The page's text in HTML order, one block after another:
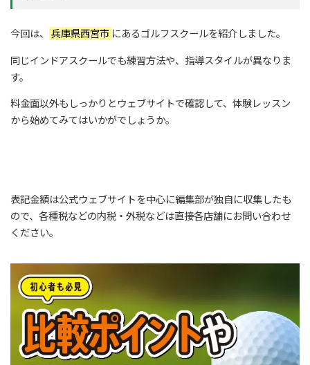
今回は、 兵庫県西宮市 にあるゴルフスクールを紹介しました。
同じインドアスクールでも練習方法や、指導スタイルが異なりま
す。
料金面以外もしっかりとウェブサイトで確認して、体験レッスン
から始めてみてはいかがでしょうか。
表記金額は公式ウェブサイトを中心に編集部が独自に収集したも
ので、各種税などの内税・外税などは直接各店舗にお問い合わせ
ください。